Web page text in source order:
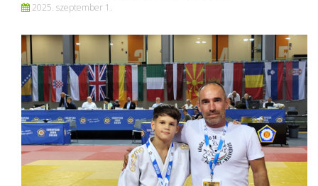
2025. szeptember 1.